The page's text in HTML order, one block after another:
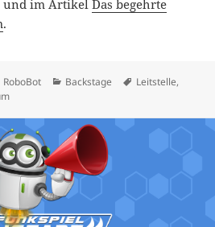
und im ArtikelDas begehrte
.
Autor
RoboBot Kategorien
Backstage Schlagwörter
Leitstelle,